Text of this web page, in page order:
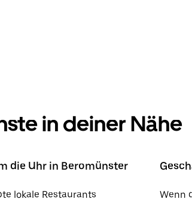
in deiner Nähe
die Uhr in Beromünster
lokale Restaurants
Wenn